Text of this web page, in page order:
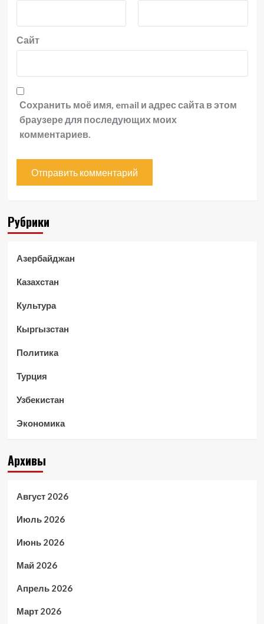
Сайт
Сохранить моё имя, email и адрес сайта в этом
браузере для последующих моих
комментариев.
Рубрики
Азербайджан
Казахстан
Культура
Кыргызстан
Политика
Турция
Узбекистан
Экономика
Архивы
Август 2026
Июль 2026
Июнь 2026
Май 2026
Апрель 2026
Март 2026